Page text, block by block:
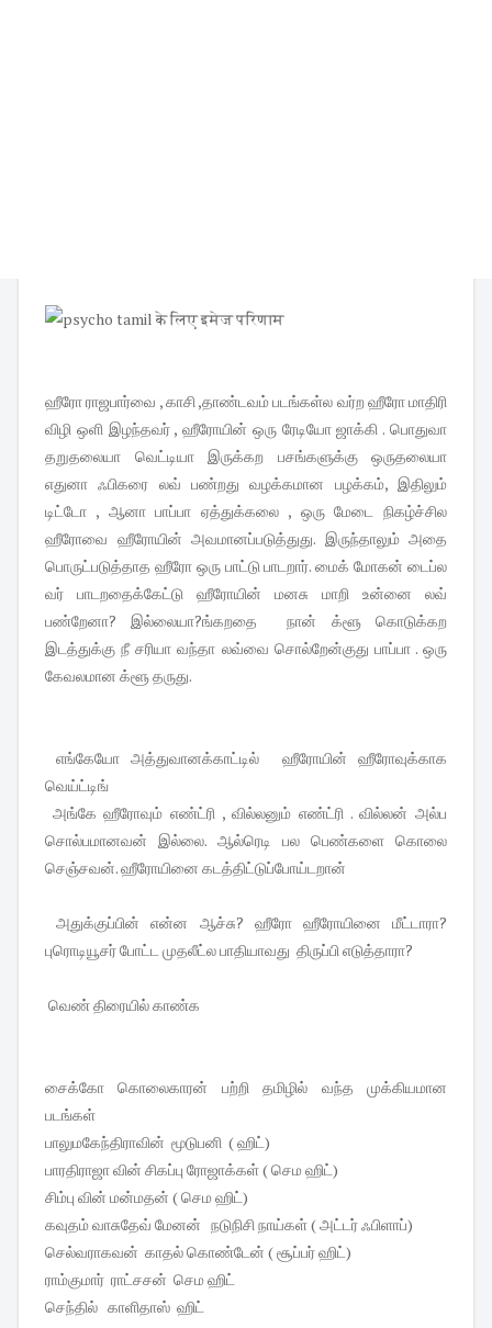
ஹீரோ ராஜபார்வை , காசி ,தாண்டவம் படங்கள்ல வர்ற ஹீரோ மாதிரி
விழி ஒளி இழந்தவர் , ஹீரோயின் ஒரு ரேடியோ ஜாக்கி . பொதுவா
தறுதலையா வெட்டியா இருக்கற பசங்களுக்கு ஒருதலையா
எதுனா ஃபிகரை லவ் பண்றது வழக்கமான பழக்கம், இதிலும்
டிட்டோ , ஆனா பாப்பா ஏத்துக்கலை , ஒரு மேடை நிகழ்ச்சில
ஹீரோவை ஹீரோயின் அவமானப்படுத்துது. இருந்தாலும் அதை
பொருட்படுத்தாத ஹீரோ ஒரு பாட்டு பாடறார். மைக் மோகன் டைப்ல
வர் பாடறதைக்கேட்டு ஹீரோயின் மனசு மாறி உன்னை லவ்
பண்றேனா? இல்லையா?ங்கறதை நான் க்ளூ கொடுக்கற
இடத்துக்கு நீ சரியா வந்தா லவ்வை சொல்றேன்குது பாப்பா . ஒரு
கேவலமான க்ளூ தருது.
எங்கேயோ அத்துவானக்காட்டில் ஹீரோயின் ஹீரோவுக்காக
வெய்ட்டிங்
அங்கே ஹீரோவும் எண்ட்ரி , வில்லனும் எண்ட்ரி . வில்லன் அல்ப
சொல்பமானவன் இல்லை. ஆல்ரெடி பல பெண்களை கொலை
செஞ்சவன். ஹீரோயினை கடத்திட்டுப்போய்டறான்
அதுக்குப்பின் என்ன ஆச்சு? ஹீரோ ஹீரோயினை மீட்டாரா?
புரொடியூசர் போட்ட முதலீட்ல பாதியாவது திருப்பி எடுத்தாரா?
வெண் திரையில் காண்க
சைக்கோ கொலைகாரன் பற்றி தமிழில் வந்த முக்கியமான
படங்கள்
பாலுமகேந்திராவின் மூடுபனி ( ஹிட்)
பாரதிராஜா வின் சிகப்பு ரோஜாக்கள் ( செம ஹிட்)
சிம்பு வின் மன்மதன் ( செம ஹிட்)
கவுதம் வாசுதேவ் மேனன் நடுநிசி நாய்கள் ( அட்டர் ஃபிளாப்)
செல்வராகவன் காதல் கொண்டேன் ( சூப்பர் ஹிட்)
ராம்குமார் ராட்சசன் செம ஹிட்
செந்தில் காளிதாஸ் ஹிட்